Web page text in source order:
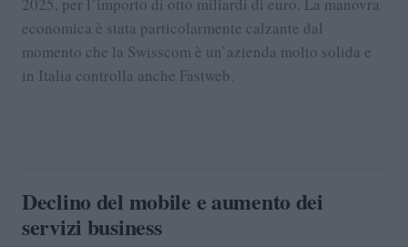
2025, per l’importo di otto miliardi di euro. La manovra
economica è stata particolarmente calzante dal
momento che la Swisscom è un’azienda molto solida e
in Italia controlla anche Fastweb.
Declino del mobile e aumento dei
servizi business